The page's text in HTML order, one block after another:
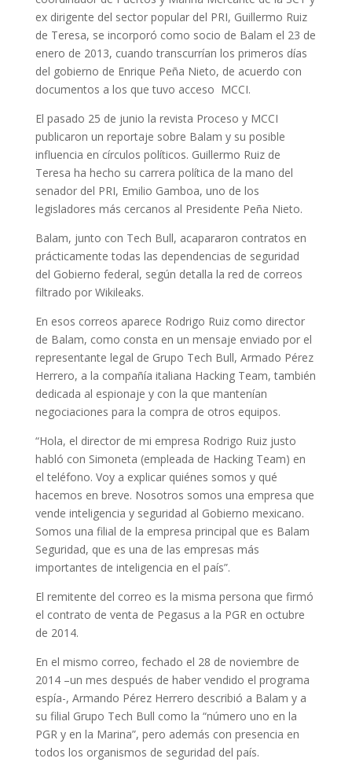
ex dirigente del sector popular del PRI, Guillermo Ruiz
de Teresa, se incorporó como socio de Balam el 23 de
enero de 2013, cuando transcurrían los primeros días
del gobierno de Enrique Peña Nieto, de acuerdo con
documentos a los que tuvo acceso MCCI.
El pasado 25 de junio la revista Proceso y MCCI
publicaron un reportaje sobre Balam y su posible
influencia en círculos políticos. Guillermo Ruiz de
Teresa ha hecho su carrera política de la mano del
senador del PRI, Emilio Gamboa, uno de los
legisladores más cercanos al Presidente Peña Nieto.
Balam, junto con Tech Bull, acapararon contratos en
prácticamente todas las dependencias de seguridad
del Gobierno federal, según detalla la red de correos
filtrado por Wikileaks.
En esos correos aparece Rodrigo Ruiz como director
de Balam, como consta en un mensaje enviado por el
representante legal de Grupo Tech Bull, Armado Pérez
Herrero, a la compañía italiana Hacking Team, también
dedicada al espionaje y con la que mantenían
negociaciones para la compra de otros equipos.
“Hola, el director de mi empresa Rodrigo Ruiz justo
habló con Simoneta (empleada de Hacking Team) en
el teléfono. Voy a explicar quiénes somos y qué
hacemos en breve. Nosotros somos una empresa que
vende inteligencia y seguridad al Gobierno mexicano.
Somos una filial de la empresa principal que es Balam
Seguridad, que es una de las empresas más
importantes de inteligencia en el país”.
El remitente del correo es la misma persona que firmó
el contrato de venta de Pegasus a la PGRen octubre
de 2014.
En el mismo correo, fechado el 28 de noviembre de
2014 –un mes después de haber vendido el programa
espía-, Armando Pérez Herrero describió a Balam y a
su filial Grupo Tech Bull como la “número uno en la
PGR y en la Marina”, pero además con presencia en
todos los organismos de seguridad del país.